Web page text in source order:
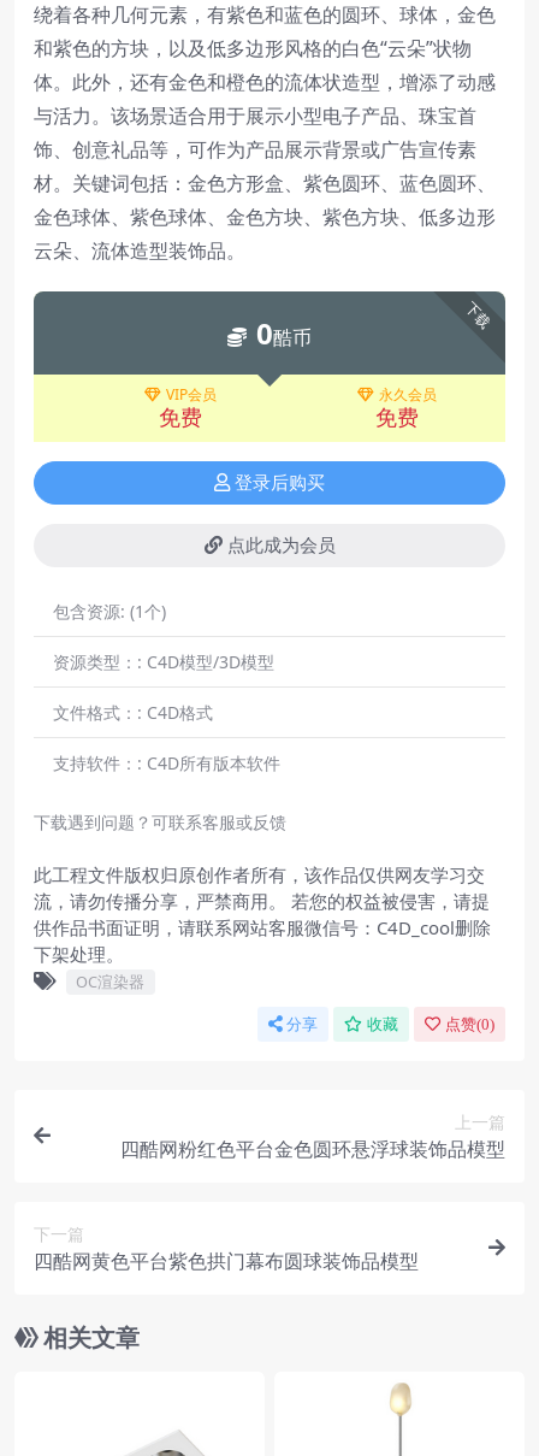
绕着各种几何元素，有紫色和蓝色的圆环、球体，金色
和紫色的方块，以及低多边形风格的白色“云朵”状物
体。此外，还有金色和橙色的流体状造型，增添了动感
与活力。该场景适合用于展示小型电子产品、珠宝首
饰、创意礼品等，可作为产品展示背景或广告宣传素
材。关键词包括：金色方形盒、紫色圆环、蓝色圆环、
金色球体、紫色球体、金色方块、紫色方块、低多边形
云朵、流体造型装饰品。
下载
0酷币
VIP会员
免费
永久会员
免费
登录后购买
点此成为会员
包含资源: (1个)
资源类型：: C4D模型/3D模型
文件格式：: C4D格式
支持软件：: C4D所有版本软件
下载遇到问题？可联系客服或反馈
此工程文件版权归原创作者所有，该作品仅供网友学习交
流，请勿传播分享，严禁商用。 若您的权益被侵害，请提
供作品书面证明，请联系网站客服微信号：C4D_cool删除
下架处理。
OC渲染器
分享 收藏 点赞(0)
上一篇
四酷网粉红色平台金色圆环悬浮球装饰品模型
下一篇
四酷网黄色平台紫色拱门幕布圆球装饰品模型
相关文章